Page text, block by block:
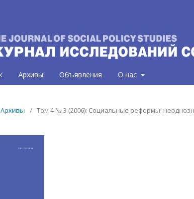
Архивы Объявления О нас
Архивы / Том 4 № 3 (2006): Социальные реформы: